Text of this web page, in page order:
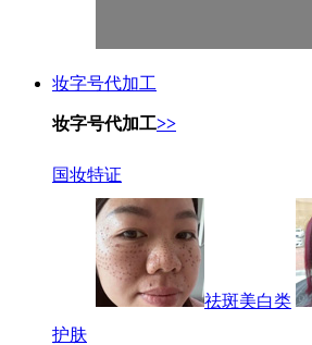
妆字号代加工
妆字号代加工>>
国妆特证
祛斑美白类
护肤